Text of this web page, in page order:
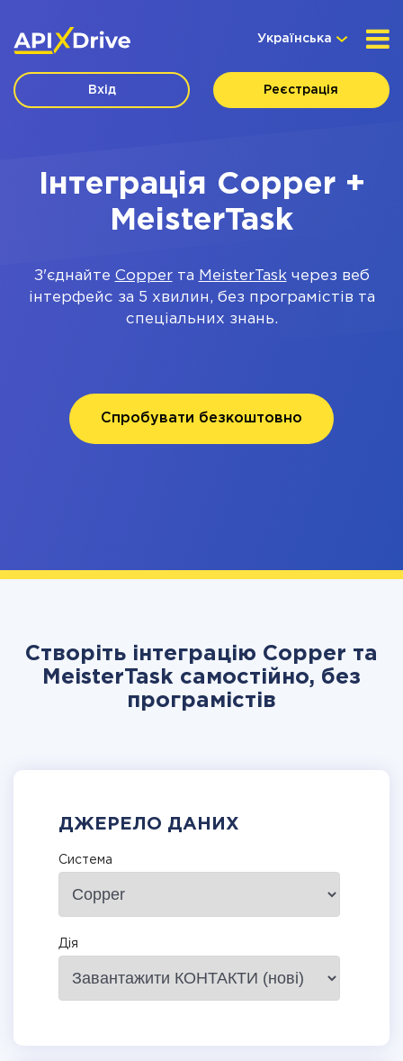
Українська
Вхід Реєстрація
Інтеграція Copper +
MeisterTask
З'єднайте Copperта MeisterTaskчерез веб
інтерфейс за 5 хвилин, без програмістів та
спеціальних знань.
Спробувати безкоштовно
Створіть інтеграцію Copper та
MeisterTask самостійно, без
програмістів
ДЖЕРЕЛО ДАНИХ
Система
Дія